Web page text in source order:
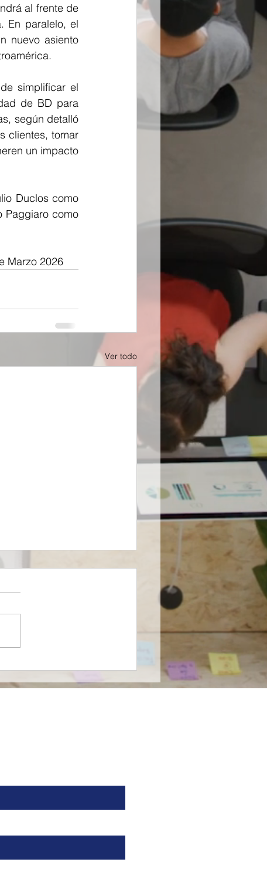
al frente de
En paralelo, el
nuevo asiento
simplificar el
de BD para
según detalló
clientes, tomar
un impacto
Duclos como
Paggiaro como
Marzo 2026
Ver todo
en México en